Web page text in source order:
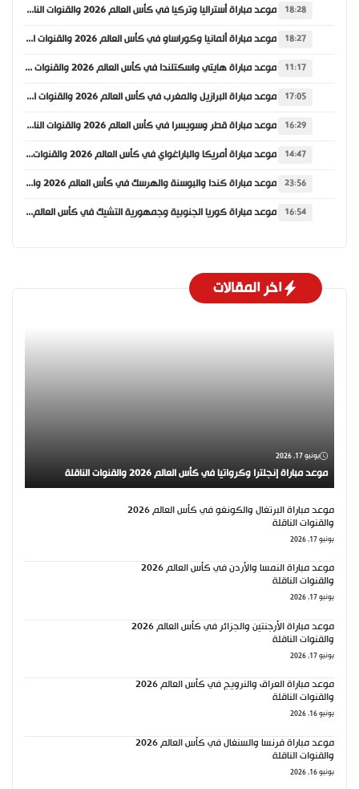
18:28 موعد مباراة أستراليا وتركيا في كأس العالم 2026 والقنوات الناقلة
18:27 موعد مباراة ألمانيا وكوراساو في كأس العالم 2026 والقنوات الناقلة
11:17 موعد مباراة هايتي واسكتلندا في كأس العالم 2026 والقنوات الناقلة
17:05 موعد مباراة البرازيل والمغرب في كأس العالم 2026 والقنوات الناقلة
16:29 موعد مباراة قطر وسويسرا في كأس العالم 2026 والقنوات الناقلة
14:47 موعد مباراة أمريكا والباراغواي في كأس العالم 2026 والقنوات الناقلة
23:56 موعد مباراة كندا والبوسنة والهرسك في كأس العالم 2026 والقنوات الناقلة
16:54 موعد مباراة كوريا الجنوبية وجمهورية التشيك في كأس العالم 2026 والقنوات الناقلة
اخر المقالات
يونيو 17, 2026
موعد مباراة إنجلترا وكرواتيا في كأس العالم 2026 والقنوات الناقلة
موعد مباراة البرتغال والكونغو في كأس العالم 2026
والقنوات الناقلة
يونيو 17, 2026
موعد مباراة النمسا والأردن في كأس العالم 2026
والقنوات الناقلة
يونيو 17, 2026
موعد مباراة الأرجنتين والجزائر في كأس العالم 2026
والقنوات الناقلة
يونيو 17, 2026
موعد مباراة العراق والنرويج في كأس العالم 2026
والقنوات الناقلة
يونيو 16, 2026
موعد مباراة فرنسا والسنغال في كأس العالم 2026
والقنوات الناقلة
يونيو 16, 2026